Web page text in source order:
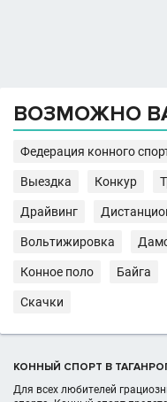
ВОЗМОЖНО
Федерация конного
Выездка Конкур
Драйвинг
Вольтижировка
Конное поло Байга
Скачки
КОННЫЙ СПОРТ В
Для всех любителей